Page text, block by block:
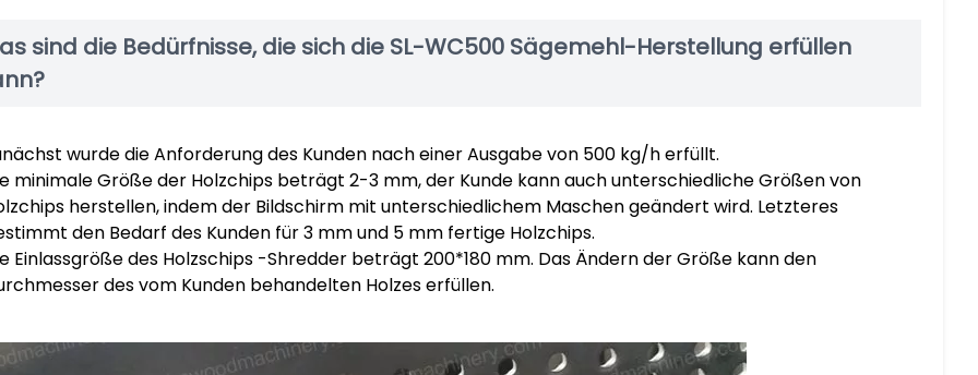
sind die Bedürfnisse, die sich die SL-WC500 Sägemehl-Herstellung erfüllen
wurde die Anforderung des Kunden nach einer Ausgabe von 500 kg/h erfüllt.
minimale Größe der Holzchips beträgt 2-3 mm, der Kunde kann auch unterschiedliche Größen von
herstellen, indem der Bildschirm mit unterschiedlichem Maschen geändert wird. Letzteres
den Bedarf des Kunden für 3 mm und 5 mm fertige Holzchips.
Einlassgröße des Holzschips -Shredder beträgt 200*180 mm. Das Ändern der Größe kann den
des vom Kunden behandelten Holzes erfüllen.